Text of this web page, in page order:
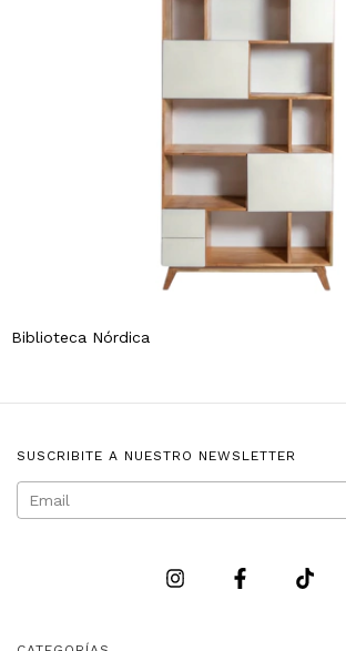
Biblioteca Nórdica
SUSCRIBITE A NUESTRO NEWSLETTER